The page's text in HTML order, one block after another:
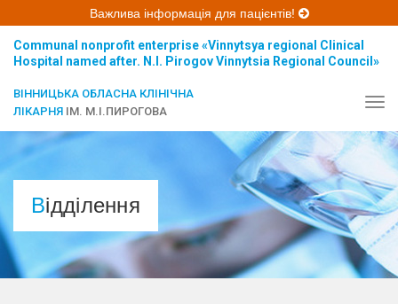
Важлива інформація для пацієнтів!
Communal nonprofit enterprise «Vinnytsya regional Clinical
Hospital named after. N.I. Pirogov Vinnytsia Regional Council»
ВІННИЦЬКА ОБЛАСНА КЛІНІЧНА
ЛІКАРНЯ ІМ. М.І.ПИРОГОВА
Відділення